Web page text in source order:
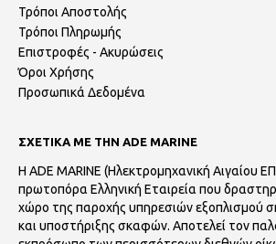
Τρόποι Αποστολής
Τρόποι Πληρωμής
Επιστροφές - Ακυρώσεις
Όροι Χρήσης
Προσωπικά Δεδομένα
ΣΧΕΤΙΚΑ ΜΕ ΤΗΝ ADE MARINE
Η ADE MARINE (Ηλεκτρομηχανική Αιγαίου
πρωτοπόρα Ελληνική Εταιρεία που
χώρο της παροχής υπηρεσιών εξοπλισμού
και υποστήριξης σκαφών. Αποτελεί τον